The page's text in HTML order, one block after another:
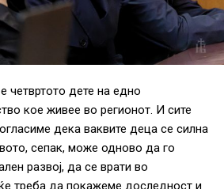
четвртото дете на едно
кое живее во регионот. И сите
дека ваквите деца се силна
сепак, може одново да го
развој, да се врати во
треба да покажеме доследност и